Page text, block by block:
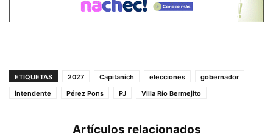
ETIQUETAS 2027 Capitanich elecciones
gobernador
intendente
Pérez Pons PJ Villa Río Bermejito
Artículos relacionados